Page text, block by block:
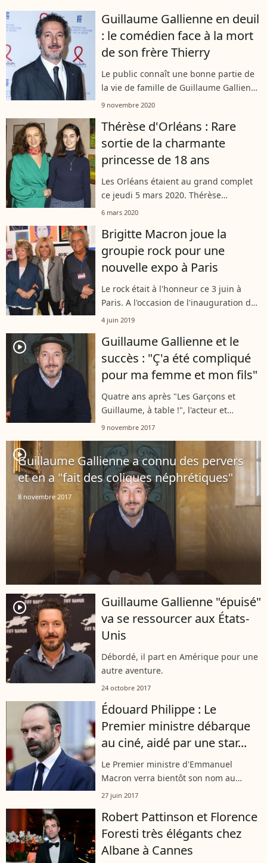
pathologie particulière :
l'hypocondrie....
Guillaume Gallienne en deuil
: le comédien face à la mort
de son frère Thierry
Le public connaît une bonne partie de
la vie de famille de Guillaume Gallienne
depuis qu'il l'a mise en scène au
et Guillaume, à table !". Le...
9 novembre 2020
Thérèse d'Orléans : Rare
sortie de la charmante
princesse de 18 ans
Les Orléans étaient au grand complet
ce jeudi 5 mars 2020. Thérèse
d'Orléans et les siens ont célébré le
est consacrée, au concept store Not A...
6 mars 2020
Brigitte Macron joue la
groupie rock pour une
nouvelle expo à Paris
Le rock était à l'honneur ce 3 juin à
Paris. A l'occasion de l'inauguration de
l'exposition "Rock Art", de nombreuses
travail du producteur Albert...
4 juin 2019
player2
Guillaume Gallienne et le
succès : "Ç'a été compliqué
pour ma femme et mon fils"
Quatre ans après "Les Garçons et
Guillaume, à table !", l'acteur et
réalisateur revient derrière la caméra
9 novembre 2017
player2
Guillaume Gallienne a connu des pervers
et en a "fait des coliques néphrétiques"
8 novembre 2017
player2
Guillaume Gallienne "épuisé"
va se ressourcer aux États-
Unis
Débordé, il part en Amérique pour une
autre aventure.
24 octobre 2017
Édouard Philippe : Le
Premier ministre débarque
au ciné, aidé par une star...
Le Premier ministre d'Emmanuel
Macron verra bientôt son nom au
générique d'un film réalisé par
27 juin 2017
Robert Pattinson et Florence
Foresti très élégants chez
Albane à Cannes